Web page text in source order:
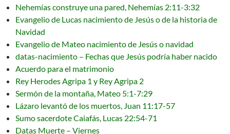
Nehemías construye una pared, Nehemías 2:11-3:32
Evangelio de Lucas nacimiento de Jesús o de la historia de
Navidad
Evangelio de Mateo nacimiento de Jesús o navidad
datas-nacimiento – Fechas que Jesús podría haber nacido
Acuerdo para el matrimonio
Rey Herodes Agripa 1 y Rey Agripa 2
Sermón de la montaña, Mateo 5:1-7:29
Lázaro levantó de los muertos, Juan 11:17-57
Sumo sacerdote Caiafás, Lucas 22:54-71
Datas Muerte – Viernes